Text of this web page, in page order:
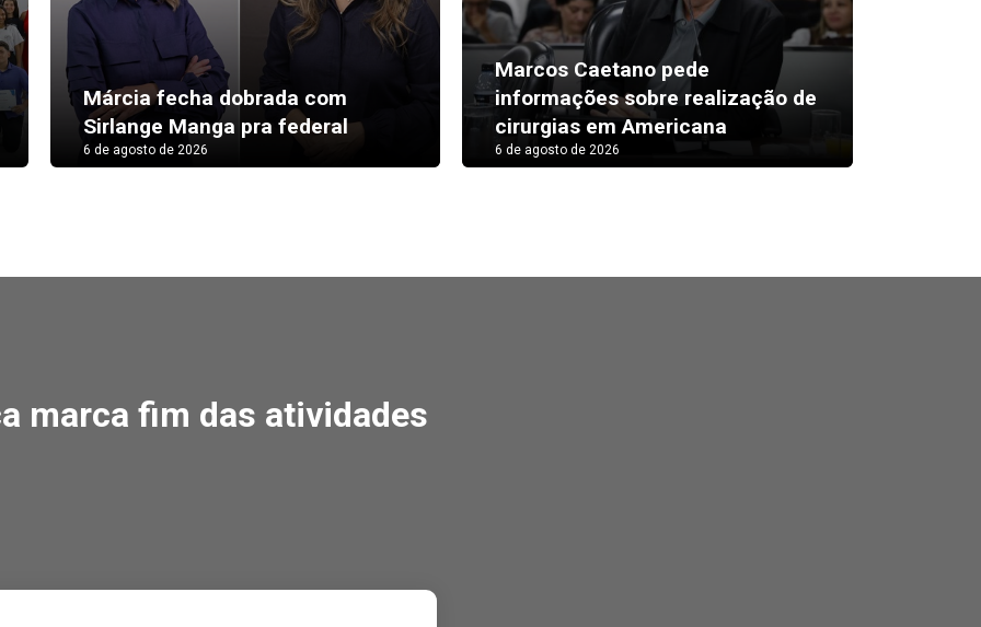
Márcia fecha dobrada com
Sirlange Manga pra federal
6 de agosto de 2026
Marcos Caetano pede
informações sobre realização de
cirurgias em Americana
6 de agosto de 2026
marca fim das atividades